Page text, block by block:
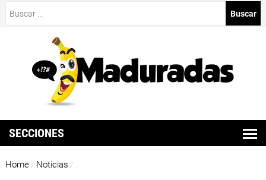
SECCIONES
Home / Noticias /